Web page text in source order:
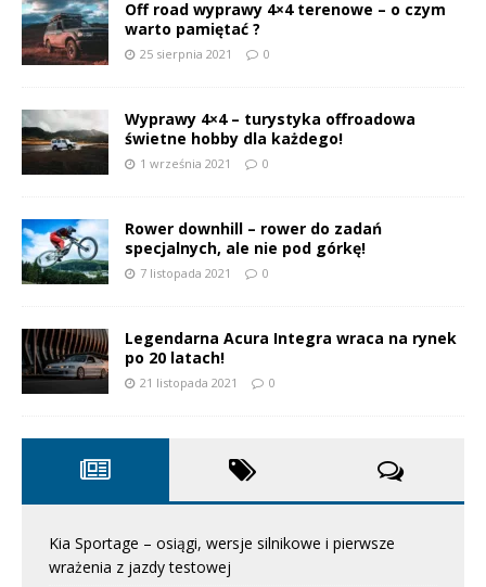
Off road wyprawy 4×4 terenowe – o czym
warto pamiętać ?
25 sierpnia 2021 0
Wyprawy 4×4 – turystyka offroadowa
świetne hobby dla każdego!
1 września 2021 0
Rower downhill – rower do zadań
specjalnych, ale nie pod górkę!
7 listopada 2021 0
Legendarna Acura Integra wraca na rynek
po 20 latach!
21 listopada 2021 0
Kia Sportage – osiągi, wersje silnikowe i pierwsze
wrażenia z jazdy testowej